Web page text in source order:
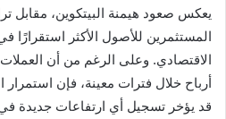
يعكس صعود هيمنة البيتكوين، مقابل
المستثمرين للأصول الأكثر استقرارًا
الاقتصادي. وعلى الرغم من أن
أرباح خلال فترات معينة، فإن
قد يؤخر تسجيل أي ارتفاعات جديدة